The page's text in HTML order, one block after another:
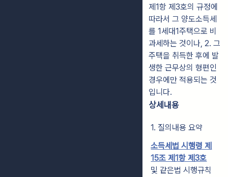
제1항 제3호의 규정에
따라서 그 양도소득세
를 1세대1주택으로 비
과세하는 것이나, 2. 그
주택을 취득한 후에 발
생한 근무상의 형편인
경우에만 적용되는 것
입니다.
상세내용
1. 질의내용 요약
소득세법 시행령 제
15조 제1항 제3호
및 같은법 시행규칙